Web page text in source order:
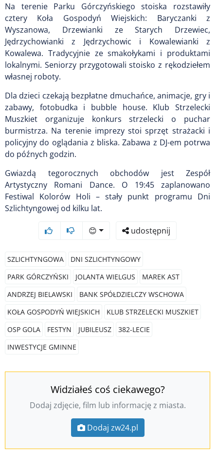
Na terenie Parku Górczyńskiego stoiska rozstawiły
cztery Koła Gospodyń Wiejskich: Baryczanki z
Wyszanowa, Drzewianki ze Starych Drzewiec,
Jędrzychowianki z Jędrzychowic i Kowalewianki z
Kowalewa. Tradycyjnie ze smakołykami i produktami
lokalnymi. Seniorzy przygotowali stoisko z rękodziełem
własnej roboty.
Dla dzieci czekają bezpłatne dmuchańce, animacje, gry i
zabawy, fotobudka i bubble house. Klub Strzelecki
Muszkiet organizuje konkurs strzelecki o puchar
burmistrza. Na terenie imprezy stoi sprzęt strażacki i
policyjny do oglądania z bliska. Zabawa z DJ-em potrwa
do późnych godzin.
Gwiazdą tegorocznych obchodów jest Zespół
Artystyczny Romani Dance. O 19:45 zaplanowano
Festiwal Kolorów Holi – stały punkt programu Dni
Szlichtyngowej od kilku lat.
😊 udostępnij
SZLICHTYNGOWA
DNI SZLICHTYNGOWY
PARK GÓRCZYŃSKI
JOLANTA WIELGUS
MAREK AST
ANDRZEJ BIELAWSKI
BANK SPÓŁDZIELCZY WSCHOWA
KOŁA GOSPODYŃ WIEJSKICH
KLUB STRZELECKI MUSZKIET
OSP GOLA
FESTYN JUBILEUSZ
382-LECIE
INWESTYCJE GMINNE
Widziałeś coś ciekawego?
Dodaj zdjęcie, film lub informację z miasta.
Dodaj zw24.pl